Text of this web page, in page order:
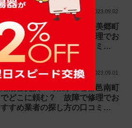
2023.09.02
給湯器交換 島根県邑智郡美郷町
でどこに頼む？ 故障で修理でお
すすめ業者の探し方の口コミ
【お湯が出ない 水漏れ】
2023.09.01
給湯器交換 島根県邑智郡邑南町
でどこに頼む？ 故障で修理でお
すすめ業者の探し方の口コミ